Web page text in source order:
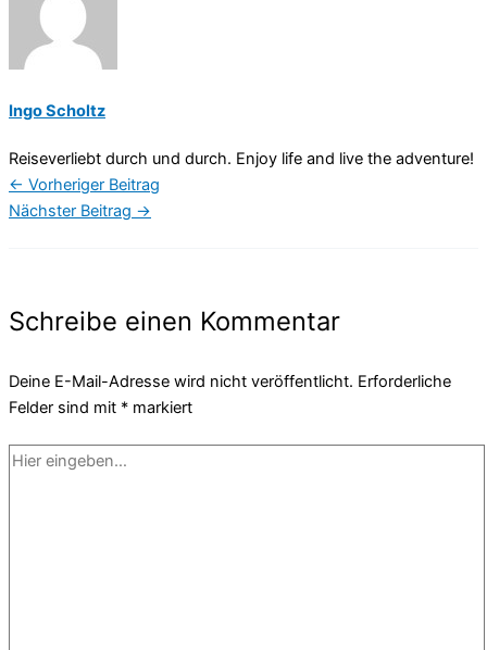
Ingo Scholtz
Reiseverliebt durch und durch. Enjoy life and live the adventure!
← Vorheriger Beitrag
Nächster Beitrag →
Schreibe einen Kommentar
Deine E-Mail-Adresse wird nicht veröffentlicht. Erforderliche
Felder sind mit * markiert
Hier